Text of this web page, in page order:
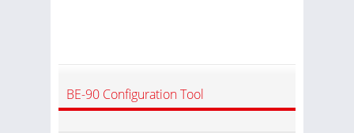
BE-90 Configuration Tool